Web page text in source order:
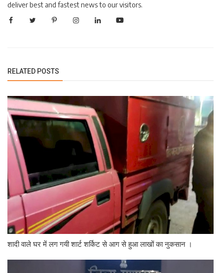
deliver best and fastest news to our visitors.
RELATED POSTS
शादी वाले घर में लग गयी शार्ट शर्किट से आग से हुआ लाखों का नुकसान ।